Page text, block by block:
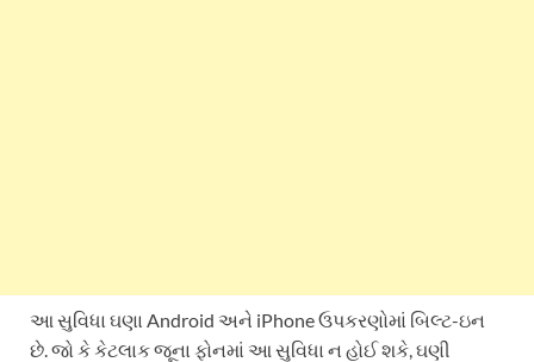
આ સુવિધા ઘણા Android અને iPhone ઉપકરણોમાં બિલ્ટ-ઇન
છે. જો કે કેટલાક જૂના ફોનમાં આ સુવિધા ન હોઈ શકે, ઘણી